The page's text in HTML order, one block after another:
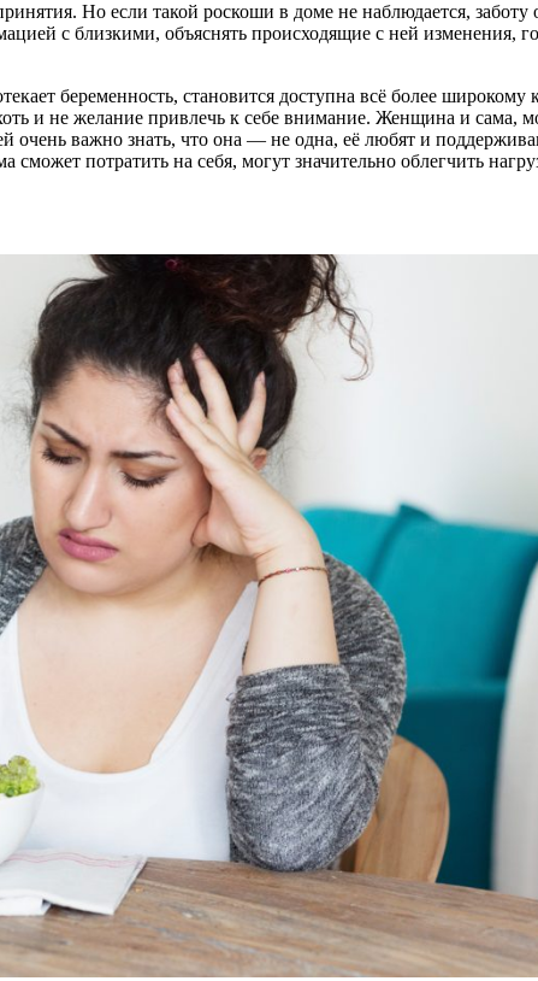
Но если такой роскоши в доме не наблюдается,
с близкими, объяснять происходящие с ней изменения,
беременность, становится доступна всё более
и не желание привлечь к себе внимание. Женщина и сама,
очень важно знать, что она — не одна, её любят и
потратить на себя, могут значительно облегчить